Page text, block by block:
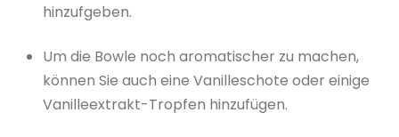
hinzufgeben.
Um die Bowle noch aromatischer zu machen,
können Sie auch eine Vanilleschote oder einige
Vanilleextrakt-Tropfen hinzufügen.